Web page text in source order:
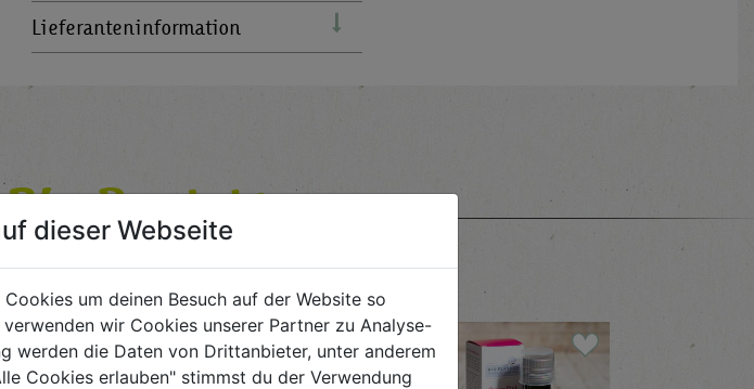
Lieferanteninformation
Bio-Produkte
für Jedermann
dieser Webseite
um deinen Besuch auf der Website so
wir Cookies unserer Partner zu Analyse-
werden die Daten von Drittanbieter, unter anderem
Cookies erlauben" stimmst du der Verwendung